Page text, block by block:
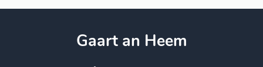
Gaart an Heem